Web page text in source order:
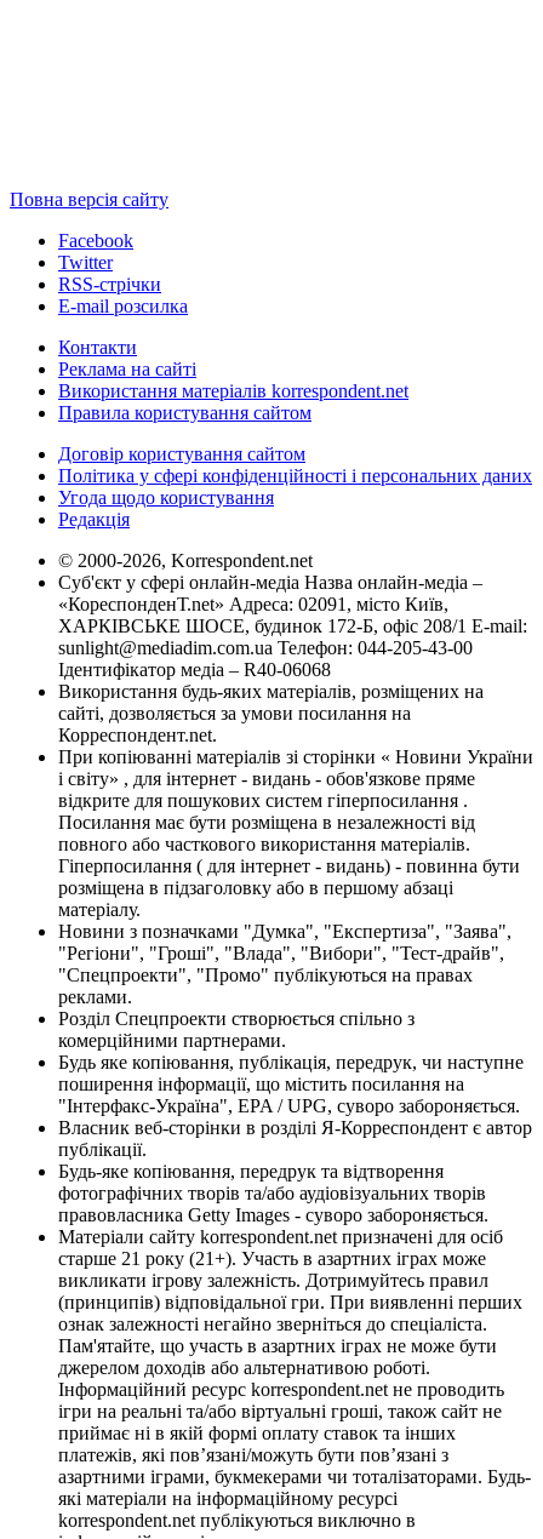
Повна версія сайту
Facebook
Twitter
RSS-стрічки
E-mail розсилка
Контакти
Реклама на сайті
Використання матеріалів korrespondent.net
Правила користування сайтом
Договір користування сайтом
Політика у сфері конфіденційності і персональних даних
Угода щодо користування
Редакція
© 2000-2026, Korrespondent.net
Суб'єкт у сфері онлайн-медіа Назва онлайн-медіа –
«КореспонденТ.net» Адреса: 02091, місто Київ,
ХАРКІВСЬКЕ ШОСЕ, будинок 172-Б, офіс 208/1 E-mail:
sunlight@mediadim.com.ua Телефон: 044-205-43-00
Ідентифікатор медіа – R40-06068
Використання будь-яких матеріалів, розміщених на
сайті, дозволяється за умови посилання на
Корреспондент.net.
При копіюванні матеріалів зі сторінки « Новини України
і світу» , для інтернет - видань - обов'язкове пряме
відкрите для пошукових систем гіперпосилання .
Посилання має бути розміщена в незалежності від
повного або часткового використання матеріалів.
Гіперпосилання ( для інтернет - видань) - повинна бути
розміщена в підзаголовку або в першому абзаці
матеріалу.
Новини з позначками "Думка", "Експертиза", "Заява",
"Регіони", "Гроші", "Влада", "Вибори", "Тест-драйв",
"Спецпроекти", "Промо" публікуються на правах
реклами.
Розділ Спецпроекти створюється спільно з
комерційними партнерами.
Будь яке копіювання, публікація, передрук, чи наступне
поширення інформації, що містить посилання на
"Інтерфакс-Україна", EPA / UPG, суворо забороняється.
Власник веб-сторінки в розділі Я-Корреспондент є автор
публікації.
Будь-яке копіювання, передрук та відтворення
фотографічних творів та/або аудіовізуальних творів
правовласника Getty Images - суворо забороняється.
Матеріали сайту korrespondent.net призначені для осіб
старше 21 року (21+). Участь в азартних іграх може
викликати ігрову залежність. Дотримуйтесь правил
(принципів) відповідальної гри. При виявленні перших
ознак залежності негайно зверніться до спеціаліста.
Пам'ятайте, що участь в азартних іграх не може бути
джерелом доходів або альтернативою роботі.
Інформаційний ресурс korrespondent.net не проводить
ігри на реальні та/або віртуальні гроші, також сайт не
приймає ні в якій формі оплату ставок та інших
платежів, які пов’язані/можуть бути пов’язані з
азартними іграми, букмекерами чи тоталізаторами. Будь-
які матеріали на інформаційному ресурсі
korrespondent.net публікуються виключно в